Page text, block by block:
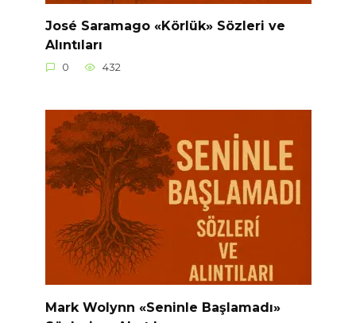
José Saramago «Körlük» Sözleri ve
Alıntıları
0 432
Mark Wolynn «Seninle Başlamadı»